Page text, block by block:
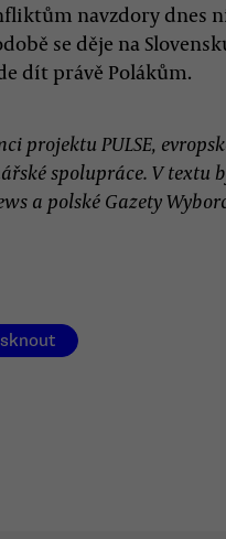
navzdory dnes
se děje na
dít právě Polákům.
projektu PULSE,
spolupráce. V textu
a polské Gazety